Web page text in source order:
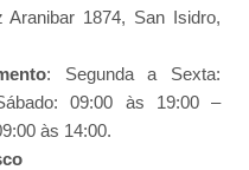
Aranibar 1874, San Isidro,
: Segunda a Sexta:
09:00 às 19:00 –
às 14:00.